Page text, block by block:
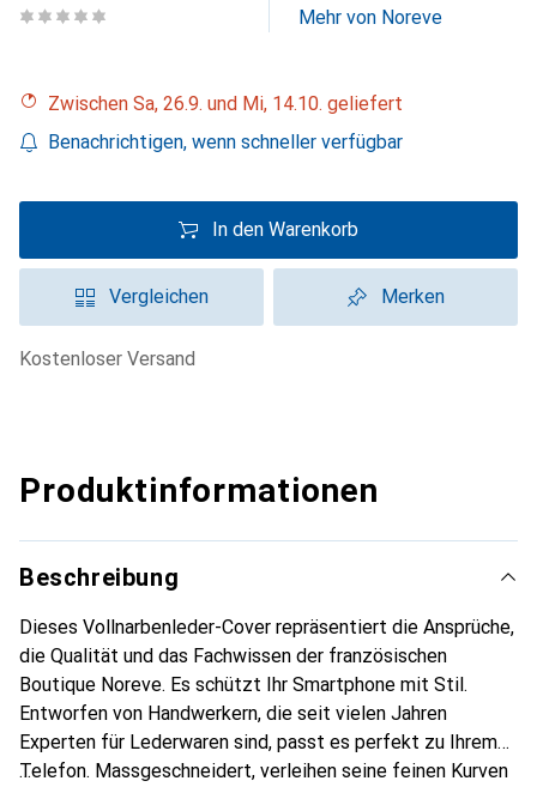
Mehr von Noreve
Zwischen Sa, 26.9. und Mi, 14.10. geliefert
Benachrichtigen, wenn schneller verfügbar
In den Warenkorb
Vergleichen Merken
kostenloser Versand
Produktinformationen
Beschreibung
Dieses Vollnarbenleder-Cover repräsentiert die Ansprüche,
die Qualität und das Fachwissen der französischen
Boutique Noreve. Es schützt Ihr Smartphone mit Stil.
Entworfen von Handwerkern, die seit vielen Jahren
Experten für Lederwaren sind, passt es perfekt zu Ihrem
Telefon. Massgeschneidert, verleihen seine feinen Kurven